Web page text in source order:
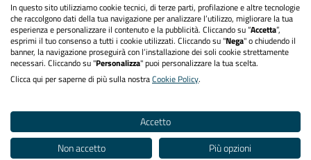
Informativa privacy
Dichiarazione di accessibilità
Mappa del sito
In questo sito utilizziamo cookie tecnici, di terze parti, profilazione e altre tecnologie
che raccolgono dati della tua navigazione per analizzare l’utilizzo, migliorare la tua
esperienza e personalizzare il contenuto e la pubblicità. Cliccando su “Accetta”,
esprimi il tuo consenso a tutti i cookie utilizzati. Cliccando su "Nega" o chiudendo il
banner, la navigazione proseguirà con l’installazione dei soli cookie strettamente
necessari. Cliccando su "Personalizza" puoi personalizzare la tua scelta.
Clicca qui per saperne di più sulla nostraCookie Policy.
Accetto
Non accetto
Più opzioni